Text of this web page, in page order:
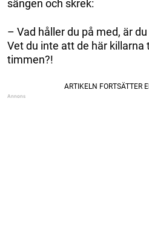
sängen och skrek:
– Vad håller du på med, är
Vet du inte att de här killarna
timmen?!